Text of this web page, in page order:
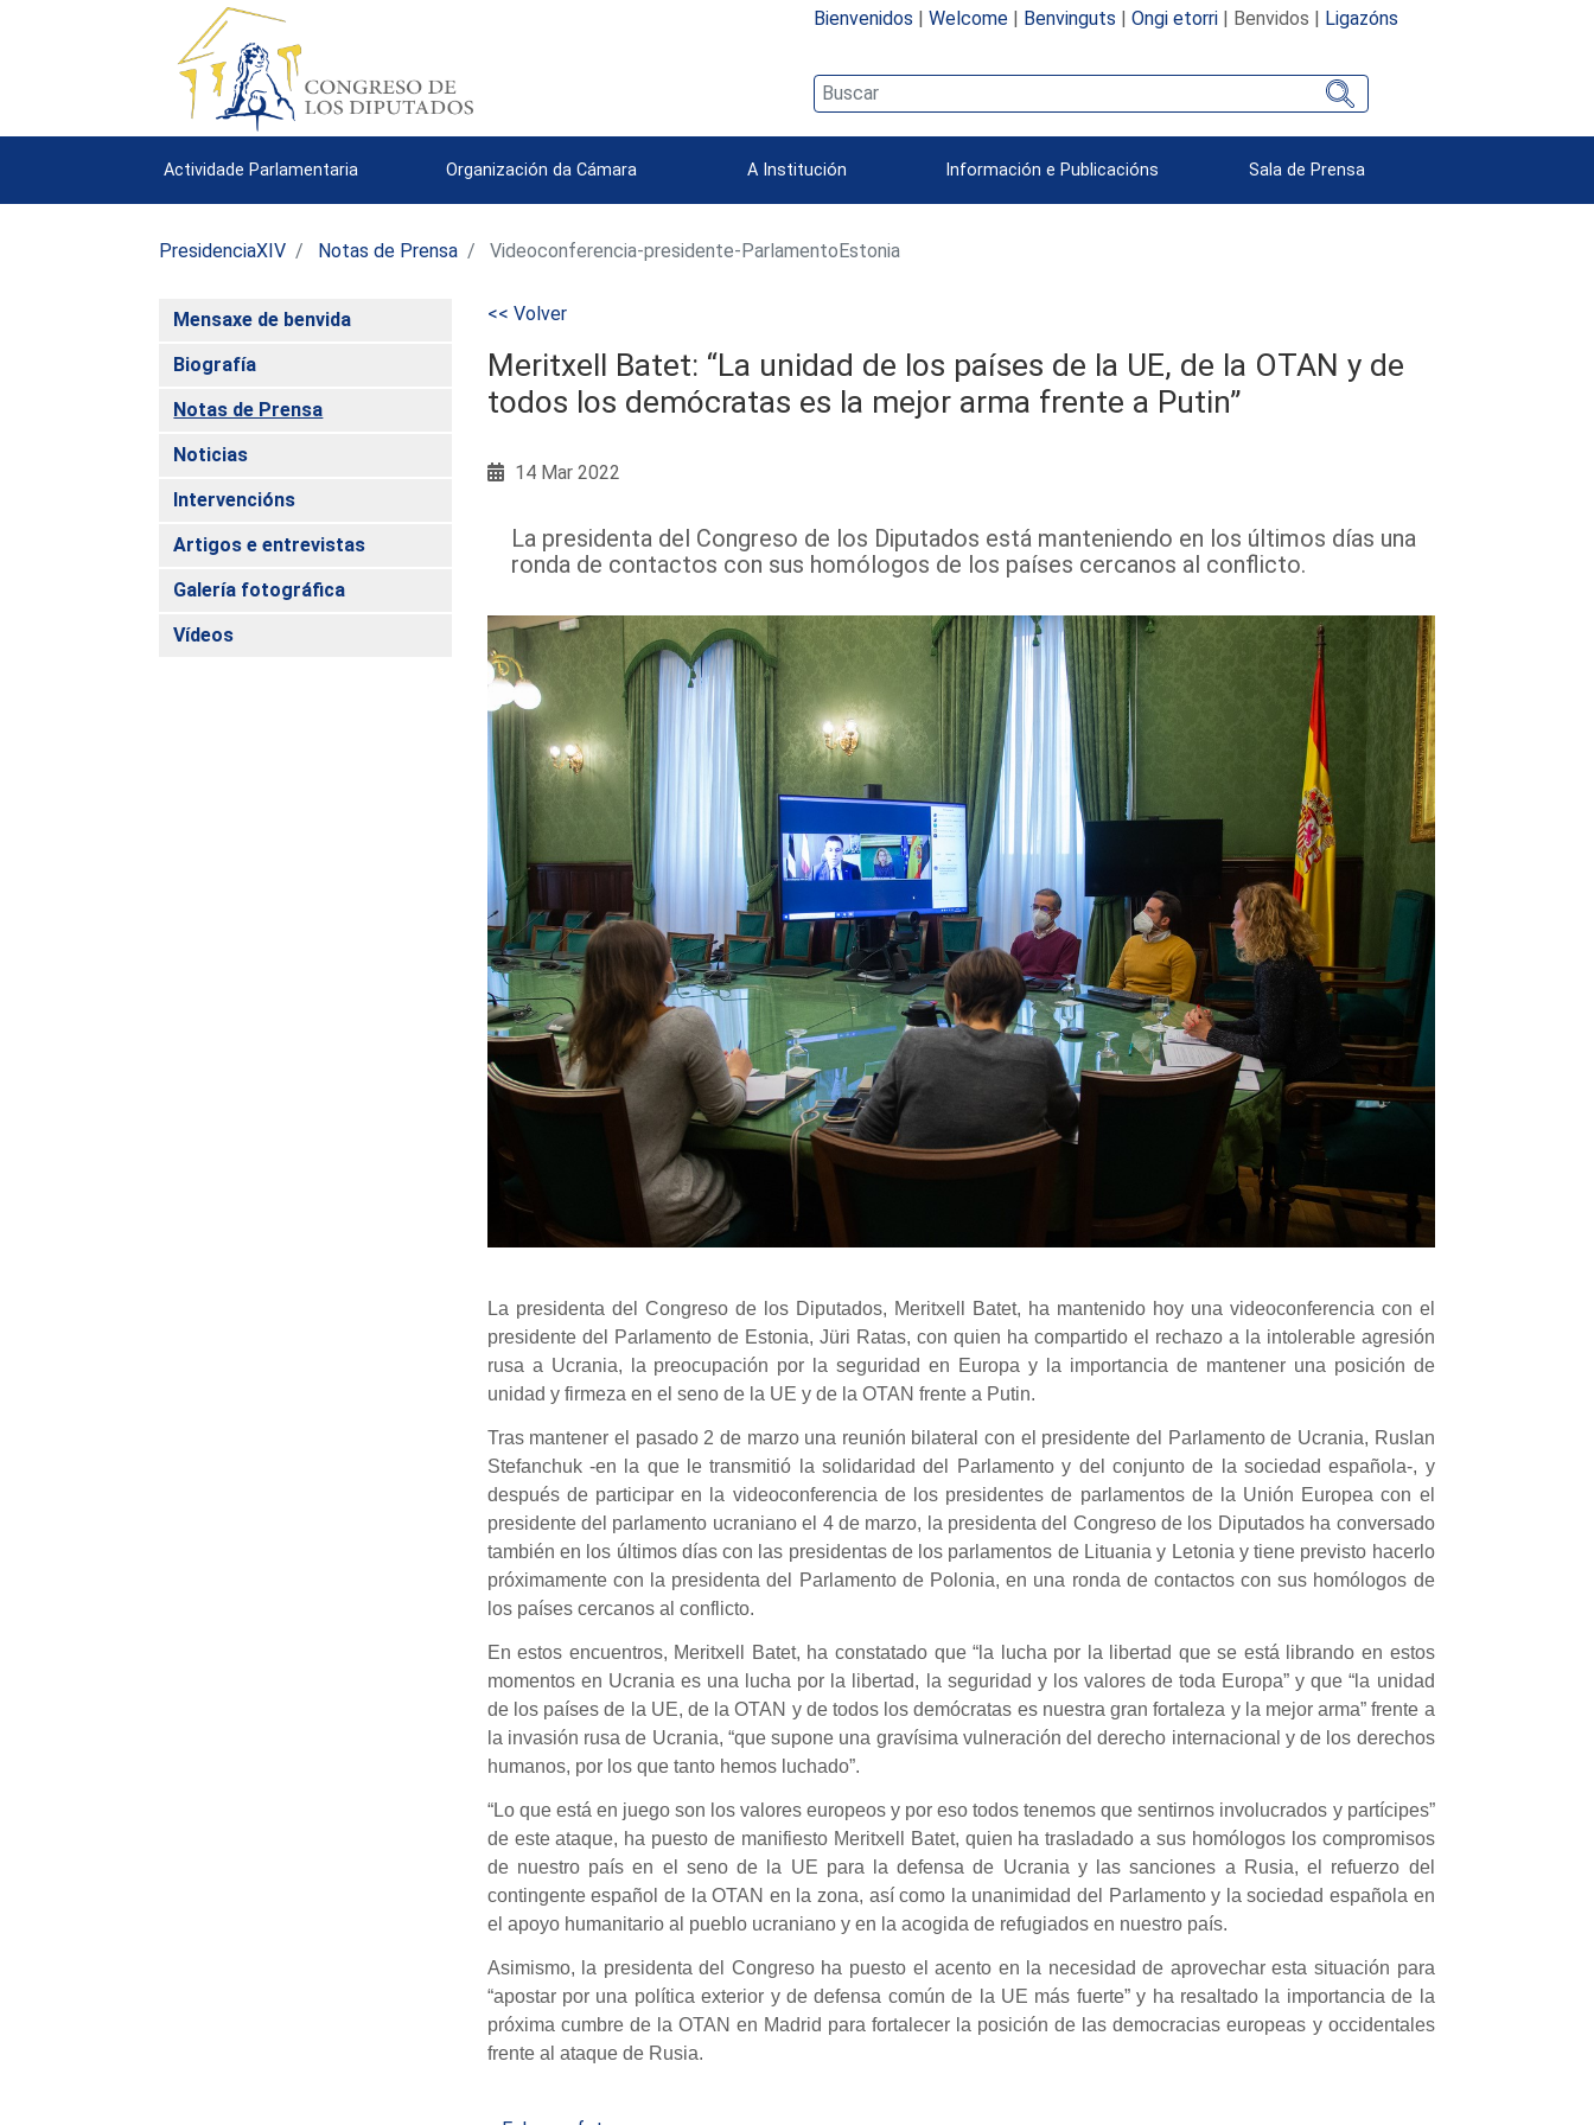
Bienvenidos | Welcome| Benvinguts | Ongi etorri| Benvidos | Ligazóns
Actividade Parlamentaria Organización da Cámara A Institución Información e Publicacións Sala de Prensa
PresidenciaXIV Notas de Prensa Videoconferencia-presidente-ParlamentoEstonia
Mensaxe de benvida
Biografía
Notas de Prensa
Noticias
Intervencións
Artigos e entrevistas
Galería fotográfica
Vídeos
<< Volver
Meritxell Batet: “La unidad de los países de la UE, de la OTAN y de
todos los demócratas es la mejor arma frente a Putin”
14 Mar 2022
La presidenta del Congreso de los Diputados está manteniendo en los últimos días una
ronda de contactos con sus homólogos de los países cercanos al conflicto.
La presidenta del Congreso de los Diputados, Meritxell Batet, ha mantenido hoy una videoconferencia con el
presidente del Parlamento de Estonia, Jüri Ratas, con quien ha compartido el rechazo a la intolerable agresión
rusa a Ucrania, la preocupación por la seguridad en Europa y la importancia de mantener una posición de
unidad y firmeza en el seno de la UE y de la OTAN frente a Putin.
Tras mantener el pasado 2 de marzo una reunión bilateral con el presidente del Parlamento de Ucrania, Ruslan
Stefanchuk -en la que le transmitió la solidaridad del Parlamento y del conjunto de la sociedad española-, y
después de participar en la videoconferencia de los presidentes de parlamentos de la Unión Europea con el
presidente del parlamento ucraniano el 4 de marzo, la presidenta del Congreso de los Diputados ha conversado
también en los últimos días con las presidentas de los parlamentos de Lituania y Letonia y tiene previsto hacerlo
próximamente con la presidenta del Parlamento de Polonia, en una ronda de contactos con sus homólogos de
los países cercanos al conflicto.
En estos encuentros, Meritxell Batet, ha constatado que “la lucha por la libertad que se está librando en estos
momentos en Ucrania es una lucha por la libertad, la seguridad y los valores de toda Europa” y que “la unidad
de los países de la UE, de la OTAN y de todos los demócratas es nuestra gran fortaleza y la mejor arma” frente a
la invasión rusa de Ucrania, “que supone una gravísima vulneración del derecho internacional y de los derechos
humanos, por los que tanto hemos luchado”.
“Lo que está en juego son los valores europeos y por eso todos tenemos que sentirnos involucrados y partícipes”
de este ataque, ha puesto de manifiesto Meritxell Batet, quien ha trasladado a sus homólogos los compromisos
de nuestro país en el seno de la UE para la defensa de Ucrania y las sanciones a Rusia, el refuerzo del
contingente español de la OTAN en la zona, así como la unanimidad del Parlamento y la sociedad española en
el apoyo humanitario al pueblo ucraniano y en la acogida de refugiados en nuestro país.
Asimismo, la presidenta del Congreso ha puesto el acento en la necesidad de aprovechar esta situación para
“apostar por una política exterior y de defensa común de la UE más fuerte” y ha resaltado la importancia de la
próxima cumbre de la OTAN en Madrid para fortalecer la posición de las democracias europeas y occidentales
frente al ataque de Rusia.